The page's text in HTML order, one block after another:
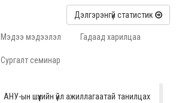
Дэлгэрэнгүй статистик
Мэдээ мэдээлэл Гадаад харилцаа
Сургалт семинар
АНУ-ын шүүхийн үйл ажиллагаатай танилцах